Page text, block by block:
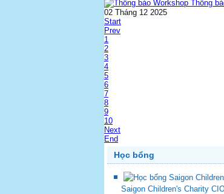
Thông
02 Tháng 12 2025
Start
Prev
1
2
3
4
5
6
7
8
9
10
Next
End
Học bổng
Saigon Children's Charity